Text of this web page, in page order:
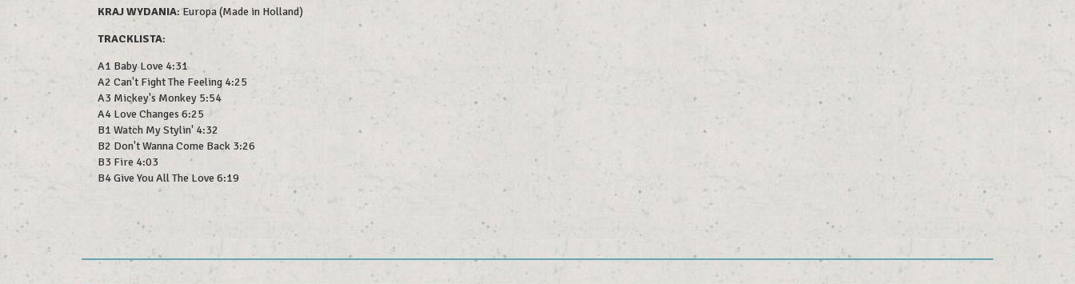
KRAJ WYDANIA: Europa (Made in Holland)
TRACKLISTA:
A1 Baby Love 4:31
A2 Can't Fight The Feeling 4:25
A3 Mickey's Monkey 5:54
A4 Love Changes 6:25
B1 Watch My Stylin' 4:32
B2 Don't Wanna Come Back 3:26
B3 Fire 4:03
B4 Give You All The Love 6:19